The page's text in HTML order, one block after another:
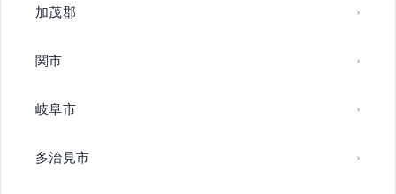
加茂郡
関市
岐阜市
多治見市